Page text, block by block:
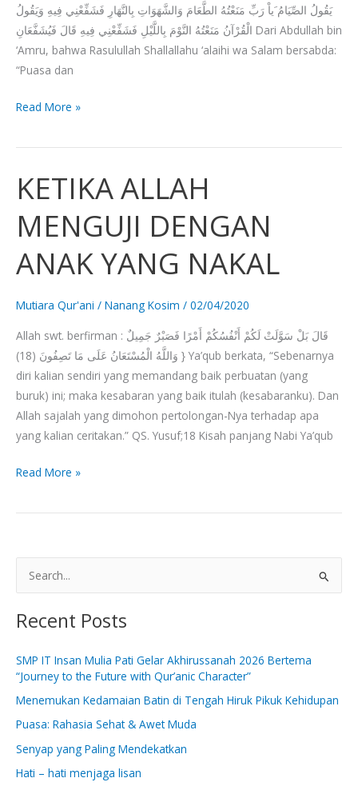
يَقُولُ الصِّيَامُ َياْ رَبِّ مَنَعْتُهُ الطَّعَامَ وَالشَّهَوَاتِ بِالنَّهَارِ فَشَفِّعْنِي فِيهِ وَيَقُولُ
الْقُرْآنُ مَنَعْتُهُ النَّوْمَ بِاللَّيْلِ فَشَفِّعْنِي فِيهِ قَالَ فَيُشَفَّعَانِ Dari Abdullah bin
‘Amru, bahwa Rasulullah Shallallahu ‘alaihi wa Salam bersabda:
“Puasa dan
Read More »
KETIKA ALLAH
MENGUJI DENGAN
ANAK YANG NAKAL
Mutiara Qur'ani / Nanang Kosim / 02/04/2020
Allah swt. berfirman : قَالَ بَلْ سَوَّلَتْ لَكُمْ أَنْفُسُكُمْ أَمْرًا فَصَبْرٌ جَمِيلٌ
وَاللَّهُ الْمُسْتَعَانُ عَلَى مَا تَصِفُونَ (18) } Ya’qub berkata, “Sebenarnya
diri kalian sendiri yang memandang baik perbuatan (yang
buruk) ini; maka kesabaran yang baik itulah (kesabaranku). Dan
Allah sajalah yang dimohon pertolongan-Nya terhadap apa
yang kalian ceritakan.” QS. Yusuf;18 Kisah panjang Nabi Ya’qub
KETIKA
ALLAH
MENGUJI
DENGAN
ANAK
YANG
NAKAL
Read More »
a
c
h
f
o
r
:
Recent Posts
SMP IT Insan Mulia Pati Gelar Akhirussanah 2026 Bertema
“Journey to the Future with Qur’anic Character”
Menemukan Kedamaian Batin di Tengah Hiruk Pikuk Kehidupan
Puasa: Rahasia Sehat & Awet Muda
Senyap yang Paling Mendekatkan
Hati – hati menjaga lisan